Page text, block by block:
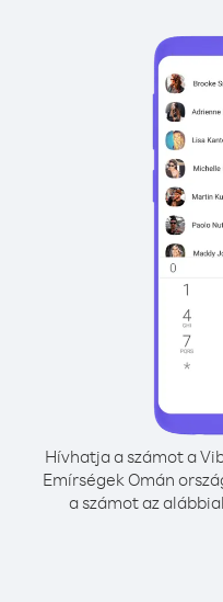
Hívhatja a számot a
Emírségek Omán
a számot az